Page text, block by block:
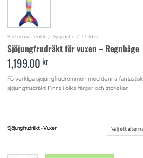
Bad och vattenlek / Sjöjungfru / Dräkter
Sjöjungfrudräkt för vuxen – Regnbåge
1,199.00 kr
Förverkliga sjöjungfrudrömmen med denna
sjöjungfrudräkt! Finns i olika färger och storlekar.
Sjöjungfrudräkt - Vuxen